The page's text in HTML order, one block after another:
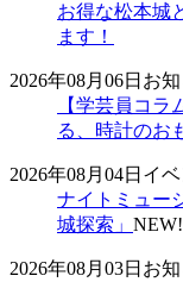
お得な松本城
ます！
2026年08月06日 お
【学芸員コ
る、時計のお
2026年08月04日 イベ
ナイトミュー
城探索」 NEW!
2026年08月03日 お